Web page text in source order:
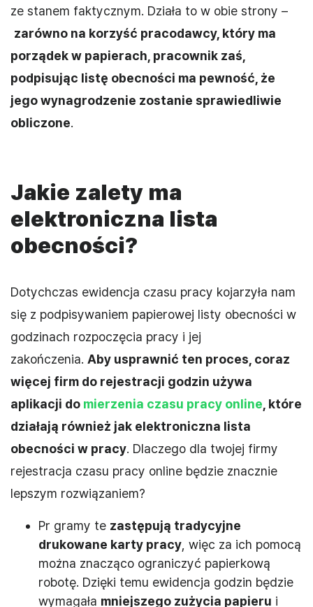
ze stanem faktycznym. Działa to w obie strony –
zarówno na korzyść pracodawcy, który ma
porządek w papierach, pracownik zaś,
podpisując listę obecności ma pewność, że
jego wynagrodzenie zostanie sprawiedliwie
obliczone.
Jakie zalety ma
elektroniczna lista
obecności?
Dotychczas ewidencja czasu pracy kojarzyła nam
się z podpisywaniem papierowej listy obecności w
godzinach rozpoczęcia pracy i jej
zakończenia. Aby usprawnić ten proces, coraz
więcej firm do rejestracji godzin używa
aplikacji do mierzenia czasu pracy online , które
działają również jak elektroniczna lista
obecności w pracy. Dlaczego dla twojej firmy
rejestracja czasu pracy online będzie znacznie
lepszym rozwiązaniem?
Pr gramy te zastępują tradycyjne
drukowane karty pracy , więc za ich pomocą
można znacząco ograniczyć papierkową
robotę. Dzięki temu ewidencja godzin będzie
wymagała mniejszego zużycia papieru i